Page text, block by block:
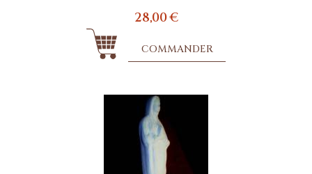
28,00 €
COMMANDER